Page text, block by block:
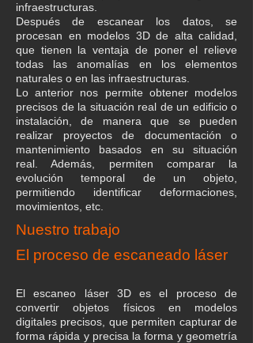
infraestructuras.
Después de escanear los datos, se
procesan en modelos 3D de alta calidad,
que tienen la ventaja de poner el relieve
todas las anomalías en los elementos
naturales o en las infraestructuras.
Lo anterior nos permite obtener modelos
precisos de la situación real de un edificio o
instalación, de manera que se pueden
realizar proyectos de documentación o
mantenimiento basados en su situación
real. Además, permiten comparar la
evolución temporal de un objeto,
permitiendo identificar deformaciones,
movimientos, etc.
Nuestro trabajo
El proceso de escaneado láser
El escaneo láser 3D es el proceso de
convertir objetos físicos en modelos
digitales precisos, que permiten capturar de
forma rápida y precisa la forma y geometría